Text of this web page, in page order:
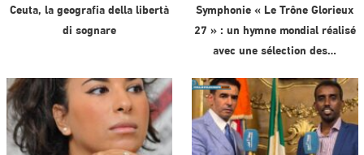
Ceuta, la geografia della libertà
di sognare
Symphonie « Le Trône Glorieux
27 » : un hymne mondial réalisé
avec une sélection des…